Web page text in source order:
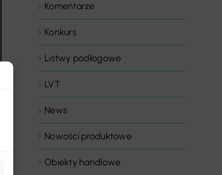
Komentarze
Konkurs
Listwy podłogowe
LVT
News
Nowości produktowe
Obiekty handlowe